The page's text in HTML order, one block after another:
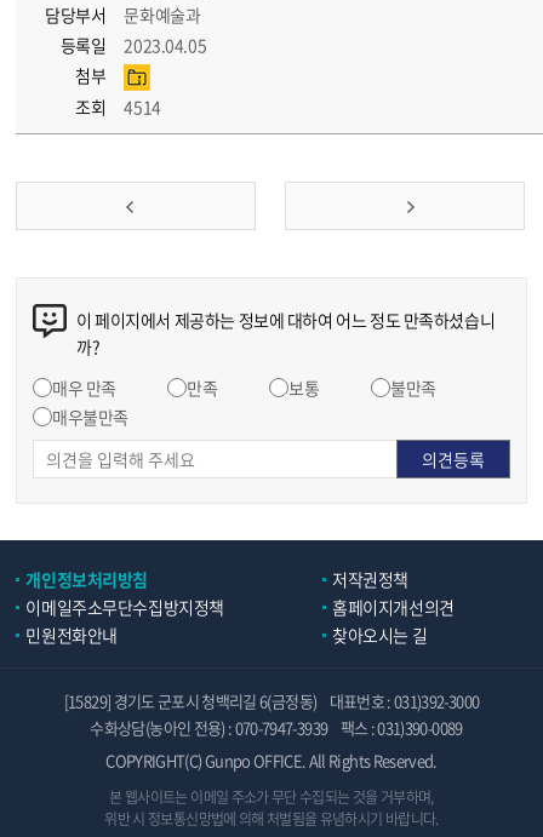
담당부서
문화예술과
등록일
2023.04.05
첨부
조회
4514
이 페이지에서 제공하는 정보에 대하여 어느 정도 만족하셨습니
까?
매우 만족
만족 보통
불만족
매우불만족
개인정보처리방침
저작권정책
이메일주소무단수집방지정책
홈페이지개선의견
민원전화안내
찾아오시는 길
[15829] 경기도 군포시 청백리길 6(금정동)
대표번호 : 031)392-3000
수화상담(농아인 전용) : 070-7947-3939 팩스 : 031)390-0089
COPYRIGHT(C) Gunpo OFFICE. All Rights Reserved.
본 웹사이트는 이메일 주소가 무단 수집되는 것을 거부하며,
위반 시 정보통신망법에 의해 처벌됨을 유념하시기 바랍니다.